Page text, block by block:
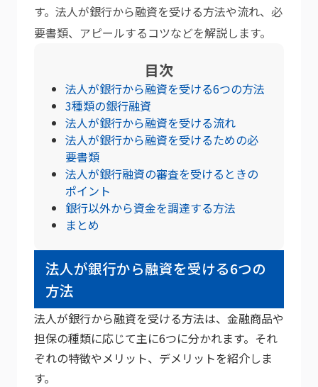
す。法人が銀行から融資を受ける方法や流れ、必
要書類、アピールするコツなどを解説します。
目次
法人が銀行から融資を受ける6つの方法
3種類の銀行融資
法人が銀行から融資を受ける流れ
法人が銀行から融資を受けるための必
要書類
法人が銀行融資の審査を受けるときの
ポイント
銀行以外から資金を調達する方法
まとめ
法人が銀行から融資を受ける6つの
方法
法人が銀行から融資を受ける方法は、金融商品や
担保の種類に応じて主に6つに分かれます。それ
ぞれの特徴やメリット、デメリットを紹介しま
す。